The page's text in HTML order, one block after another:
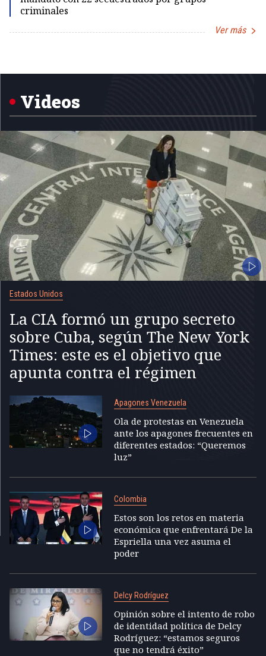
criminales
Ver más
5
Videos
Estados Unidos
La CIA formó un grupo secreto
sobre Cuba, según The New York
Times: este es el objetivo que
apunta contra el régimen
Apagones Venezuela
Ola de protestas en Venezuela
ante los apagones frecuentes en
diferentes estados: “Queremos
luz”
Colombia
Estos son los retos en materia
económica que enfrentará De la
Espriella una vez asuma el
poder
Delcy Rodríguez
Opinión sobre el intento de robo
de identidad política de Delcy
Rodríguez: “estamos seguros
que no tendrá éxito”